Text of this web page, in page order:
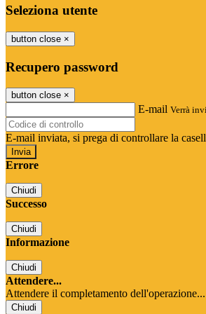
Seleziona utente
button close ×
Recupero password
button close ×
E-mail Verrà
E-mail inviata, si prega di controllare la
Errore
Chiudi
Successo
Chiudi
Informazione
Chiudi
Attendere...
Attendere il completamento dell'operazione...
Chiudi